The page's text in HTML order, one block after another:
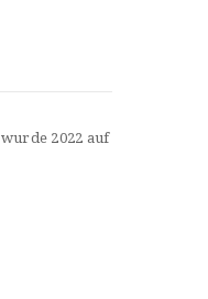
wurde 2022 auf